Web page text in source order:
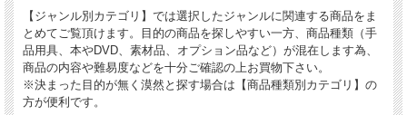
【ジャンル別カテゴリ】では選択したジャンルに関連する商品をま
とめてご覧頂けます。目的の商品を探しやすい一方、商品種類（手
品用具、本やDVD、素材品、オプション品など）が混在します為、
商品の内容や難易度などを十分ご確認の上お買物下さい。
※決まった目的が無く漠然と探す場合は【商品種類別カテゴリ】の
方が便利です。